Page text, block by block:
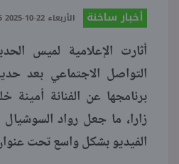
بوابة
ملفات
أخبار ساخنة الأربعاء 22-10-2025 12:35 صـ
أثارت الإعلامية لميس
التواصل الاجتماعي بعد
برنامجها عن الفنانة أمينة
زارا، ما جعل رواد
الفيديو بشكل واسع تحت